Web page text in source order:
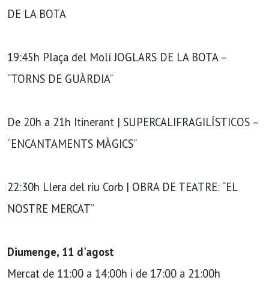
DE LA BOTA
19:45h Plaça del Molí JOGLARS DE LA BOTA –
“TORNS DE GUÀRDIA”
De 20h a 21h Itinerant | SUPERCALIFRAGILÍSTICOS –
“ENCANTAMENTS MÀGICS”
22:30h Llera del riu Corb | OBRA DE TEATRE: “EL
NOSTRE MERCAT”
Diumenge, 11 d'agost
Mercat de 11:00 a 14:00h i de 17:00 a 21:00h